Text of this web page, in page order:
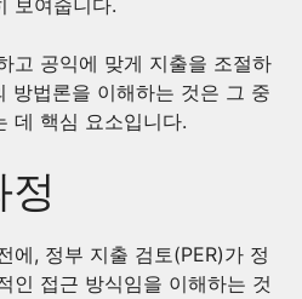
보여줍니다.
고 공익에 맞게 지출을 조절하
방법론을 이해하는 것은 그 중
데 핵심 요소입니다.
에, 정부 지출 검토(PER)가 정
인 접근 방식임을 이해하는 것